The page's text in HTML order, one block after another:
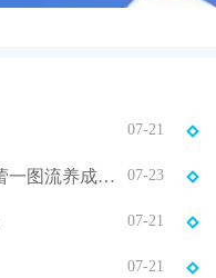
07-21
《原神》5.0培养攻略培养攻略 夏沃蕾一图流养成攻略 07-23
07-21
07-21